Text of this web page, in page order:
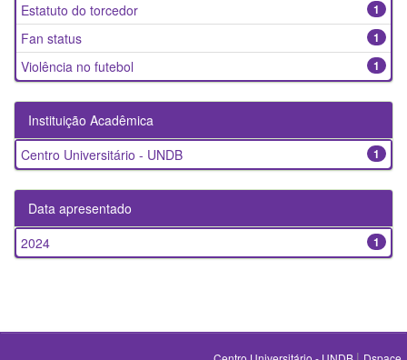
1
Estatuto do torcedor
1
Fan status
1
Violência no futebol
Instituição Acadêmica
1
Centro Universitário - UNDB
Data apresentado
1
2024